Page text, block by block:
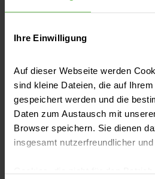
Ihre Einwilligung
Auf dieser Webseite werden
sind kleine Dateien, die auf
gespeichert werden und die
Daten zum Austausch mit
Browser speichern. Sie dienen
insgesamt nutzerfreundlicher
Adresse Arbeitsstelle
Poliklinik am Helios
Schwanebecker Chaussee
13125 Berlin
Teilen